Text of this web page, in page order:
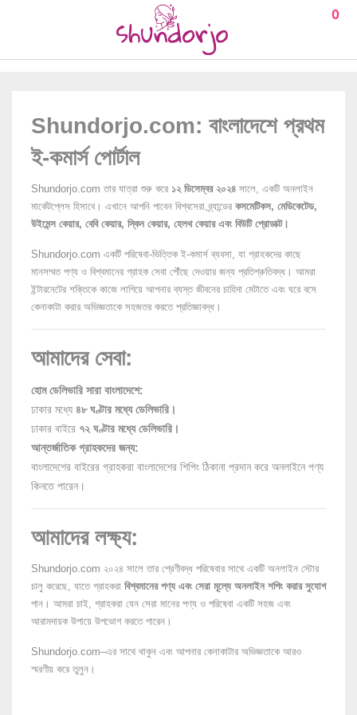
0
Shundorjo.com: বাংলাদেশে প্রথম
ই-কমার্স পোর্টাল
Shundorjo.com তার যাত্রা শুরু করে ১২ ডিসেম্বর ২০২৪ সালে, একটি অনলাইন
মার্কেটপ্লেস হিসাবে। এখানে আপনি পাবেন বিশ্বসেরা ব্র্যান্ডের কসমেটিকস, মেডিকেটেড,
উইমেন্স কেয়ার, বেবি কেয়ার, স্কিন কেয়ার, হেলথ কেয়ার এবং বিউটি প্রোডাক্ট।
Shundorjo.com একটি পরিষেবা-ভিত্তিক ই-কমার্স ব্যবসা, যা গ্রাহকদের কাছে
মানসম্মত পণ্য ও বিশ্বমানের গ্রাহক সেবা পৌঁছে দেওয়ার জন্য প্রতিশ্রুতিবদ্ধ। আমরা
ইন্টারনেটের শক্তিকে কাজে লাগিয়ে আপনার ব্যস্ত জীবনের চাহিদা মেটাতে এবং ঘরে বসে
কেনাকাটা করার অভিজ্ঞতাকে সহজতর করতে প্রতিজ্ঞাবদ্ধ।
আমাদের সেবা:
হোম ডেলিভারি সারা বাংলাদেশে:
ঢাকার মধ্যে ৪৮ ঘণ্টার মধ্যে ডেলিভারি।
ঢাকার বাইরে ৭২ ঘণ্টার মধ্যে ডেলিভারি।
আন্তর্জাতিক গ্রাহকদের জন্য:
বাংলাদেশের বাইরের গ্রাহকরা বাংলাদেশের শিপিং ঠিকানা প্রদান করে অনলাইনে পণ্য
কিনতে পারেন।
আমাদের লক্ষ্য:
Shundorjo.com ২০২৪ সালে তার শ্রেণীবদ্ধ পরিষেবার সাথে একটি অনলাইন স্টোর
চালু করেছে, যাতে গ্রাহকরা বিশ্বমানের পণ্য এবং সেরা মূল্যে অনলাইন শপিং করার সুযোগ
পান। আমরা চাই, গ্রাহকরা যেন সেরা মানের পণ্য ও পরিষেবা একটি সহজ এবং
আরামদায়ক উপায়ে উপভোগ করতে পারেন।
Shundorjo.com–এর সাথে থাকুন এবং আপনার কেনাকাটার অভিজ্ঞতাকে আরও
স্মরণীয় করে তুলুন।